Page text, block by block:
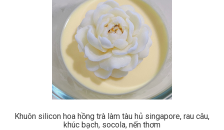
Khuôn silicon hoa hồng trà làm tàu hủ singapore, rau câu,
khúc bạch, socola, nến thơm